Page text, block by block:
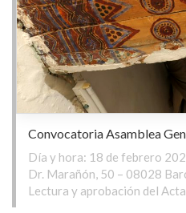
Convocatoria Asamblea
Día y hora: 18 de febrero
Dr. Marañón, 50 – 08028
Lectura y aprobación del